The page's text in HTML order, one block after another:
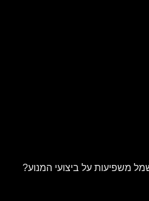
משפיעות על ביצועי המנוע?